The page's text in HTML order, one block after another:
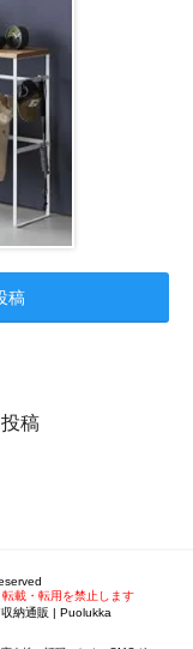
稿
稿
載・転用を禁止します
納通販 | Puolukka